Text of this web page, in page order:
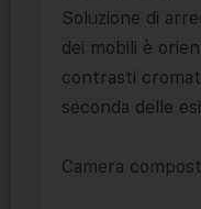
Soluzione di
dei mobili è
contrasti
seconda delle
Camera